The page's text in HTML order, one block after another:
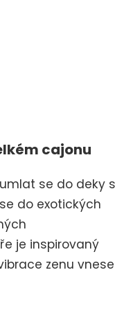
cajonu
se do deky s
do exotických
je inspirovaný
zenu vnese